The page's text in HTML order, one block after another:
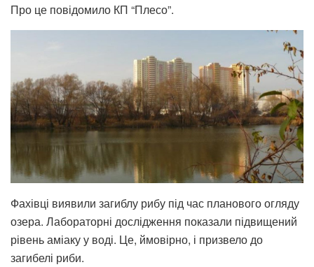
Про це повідомило КП “Плесо”.
Фахівці виявили загиблу рибу під час планового огляду
озера. Лабораторні дослідження показали підвищений
рівень аміаку у воді. Це, ймовірно, і призвело до
загибелі риби.